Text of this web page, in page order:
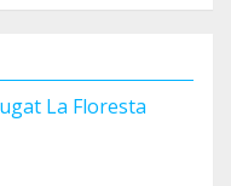
La Floresta